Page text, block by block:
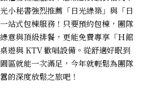
小秘書強烈推薦「日光綠築」與「日
站式包棟服務！只要預約包棟，團隊
意與頂級排餐，更能免費專享「Ｈ館
遊與 KTV歡唱設備。從舒適好眠到
區就能一次滿足，今年就輕鬆為團隊
的深度放鬆之旅吧！